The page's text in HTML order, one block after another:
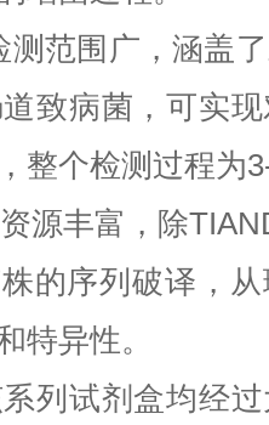
测范围广，涵盖
致病菌，可实
整个检测过程为
资源丰富，除
的序列破译，
特异性。
系列试剂盒均经